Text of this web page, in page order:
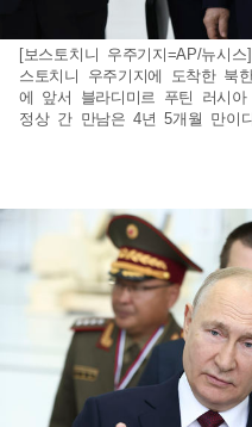
[보스토치니 우주기지=AP/뉴시
스토치니 우주기지에 도착한 북
에 앞서 블라디미르 푸틴 러시
정상 간 만남은 4년 5개월 만이